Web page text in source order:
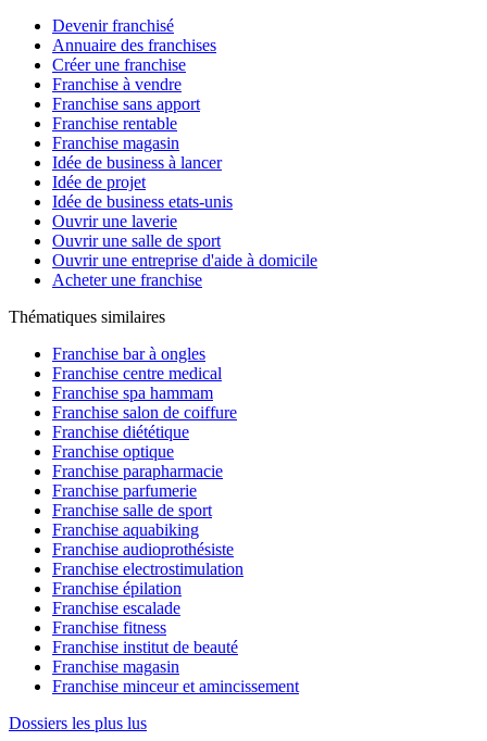
Devenir franchisé
Annuaire des franchises
Créer une franchise
Franchise à vendre
Franchise sans apport
Franchise rentable
Franchise magasin
Idée de business à lancer
Idée de projet
Idée de business etats-unis
Ouvrir une laverie
Ouvrir une salle de sport
Ouvrir une entreprise d'aide à domicile
Acheter une franchise
Thématiques similaires
Franchise bar à ongles
Franchise centre medical
Franchise spa hammam
Franchise salon de coiffure
Franchise diététique
Franchise optique
Franchise parapharmacie
Franchise parfumerie
Franchise salle de sport
Franchise aquabiking
Franchise audioprothésiste
Franchise electrostimulation
Franchise épilation
Franchise escalade
Franchise fitness
Franchise institut de beauté
Franchise magasin
Franchise minceur et amincissement
Dossiers les plus lus